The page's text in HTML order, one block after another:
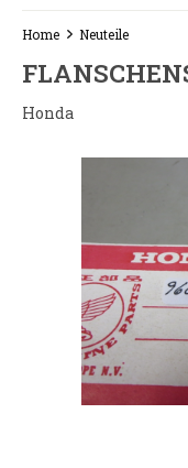
Home Neuteile
Honda